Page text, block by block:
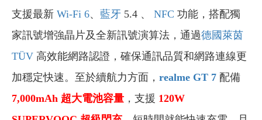
支援最新 Wi-Fi 6、 藍牙 5.4 、 NFC 功能，搭配獨
家訊號增強晶片及全新訊號演算法，通過德國萊茵
TÜV 高效能網路認證，確保通訊品質和網路連線更
加穩定快速。至於續航力方面， realme GT 7 配備
7,000mAh 超大電池容量 ，支援 120W